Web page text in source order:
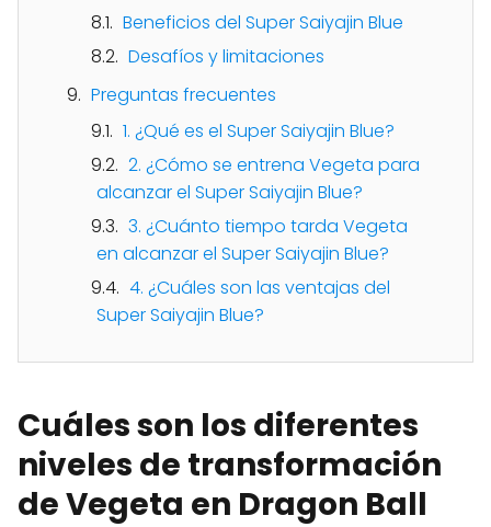
Beneficios del Super Saiyajin Blue
Desafíos y limitaciones
Preguntas frecuentes
1. ¿Qué es el Super Saiyajin Blue?
2. ¿Cómo se entrena Vegeta para
alcanzar el Super Saiyajin Blue?
3. ¿Cuánto tiempo tarda Vegeta
en alcanzar el Super Saiyajin Blue?
4. ¿Cuáles son las ventajas del
Super Saiyajin Blue?
Cuáles son los diferentes
niveles de transformación
de Vegeta en Dragon Ball